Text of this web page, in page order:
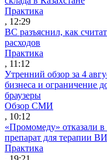
Практика
, 12:29
ВС разъяснил, как
расходов
Практика
, 11:12
Утренний обзор за 4
бизнеса и ограничение
браузеры
Обзор СМИ
, 10:12
«Промомеду» отказали
препарат для терапии
Практика